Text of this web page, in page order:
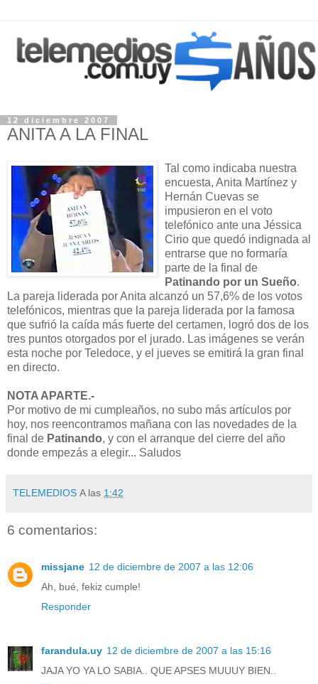
12 diciembre 2007
ANITA A LA FINAL
Tal como indicaba nuestra
encuesta, Anita Martínez y
Hernán Cuevas se
impusieron en el voto
telefónico ante una Jéssica
Cirio que quedó indignada al
entrarse que no formaría
parte de la final de
Patinando por un Sueño.
La pareja liderada por Anita alcanzó un 57,6% de los votos
telefónicos, mientras que la pareja liderada por la famosa
que sufrió la caída más fuerte del certamen, logró dos de los
tres puntos otorgados por el jurado. Las imágenes se verán
esta noche por Teledoce, y el jueves se emitirá la gran final
en directo.
NOTA APARTE.-
Por motivo de mi cumpleaños, no subo más artículos por
hoy, nos reencontramos mañana con las novedades de la
final de Patinando, y con el arranque del cierre del año
donde empezás a elegir... Saludos
TELEMEDIOS A las 1:42
6 comentarios:
missjane 12 de diciembre de 2007 a las 12:06
Ah, bué, fekiz cumple!
Responder
farandula.uy 12 de diciembre de 2007 a las 15:16
JAJA YO YA LO SABIA.. QUE APSES MUUUY BIEN..